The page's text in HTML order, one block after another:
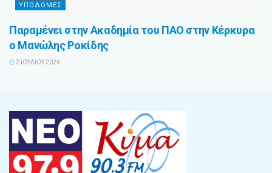
ΥΠΟΔΟΜΕΣ
Παραμένει στην Ακαδημία του ΠΑΟ στην Κέρκυρα
ο Μανώλης Ροκίδης
2 ΙΟΥΛΊΟΥ 2026